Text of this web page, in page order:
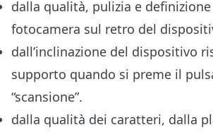
dalla qualità, pulizia e
fotocamera sul retro del
dall’inclinazione del dispositivo
supporto quando si preme il
“scansione”.
dalla qualità dei caratteri, dalla